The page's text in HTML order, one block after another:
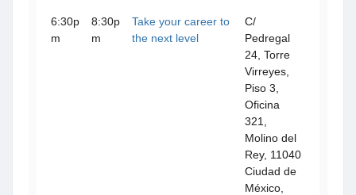
6:30p
m
8:30p
m
Take your career to
the next level
C/
Pedregal
24, Torre
Virreyes,
Piso 3,
Oficina
321,
Molino del
Rey, 11040
Ciudad de
México,